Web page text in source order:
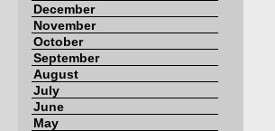
December
November
October
September
August
July
June
May